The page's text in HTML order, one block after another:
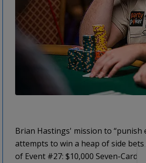
Brian Hastings' mission to
attempts to win a heap of side
of Event #27: $10,000 Seven-Card